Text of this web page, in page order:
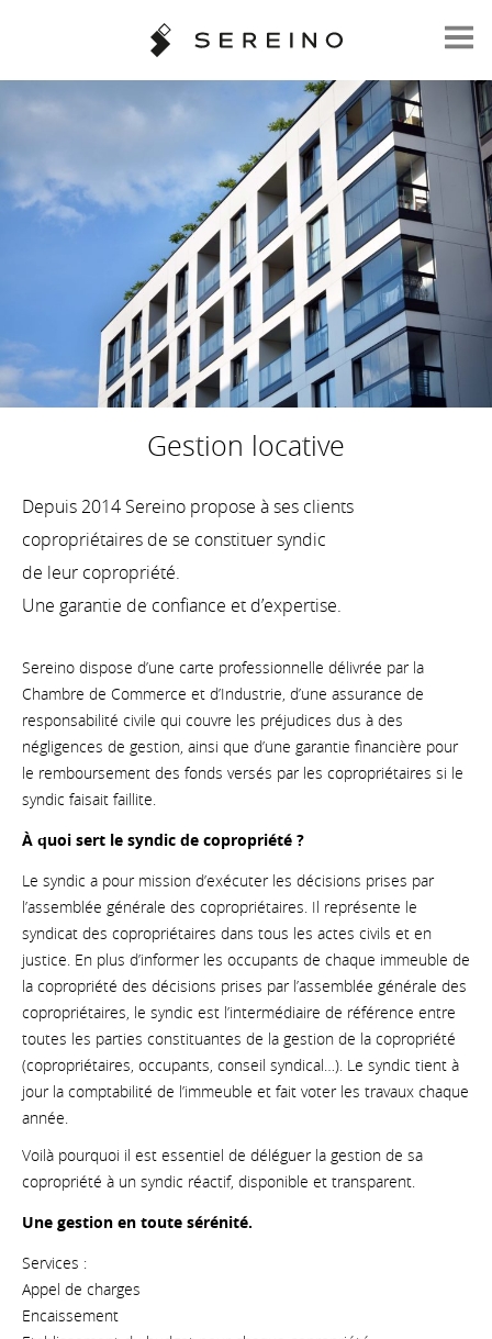
Gestion locative
Depuis 2014 Sereino propose à ses clients
copropriétaires de se constituer syndic
de leur copropriété.
Une garantie de confiance et d’expertise.
Sereino dispose d’une carte professionnelle délivrée par la
Chambre de Commerce et d’Industrie, d’une assurance de
responsabilité civile qui couvre les préjudices dus à des
négligences de gestion, ainsi que d’une garantie financière pour
le remboursement des fonds versés par les copropriétaires si le
syndic faisait faillite.
À quoi sert le syndic de copropriété ?
Le syndic a pour mission d’exécuter les décisions prises par
l’assemblée générale des copropriétaires. Il représente le
syndicat des copropriétaires dans tous les actes civils et en
justice. En plus d’informer les occupants de chaque immeuble de
la copropriété des décisions prises par l’assemblée générale des
copropriétaires, le syndic est l’intermédiaire de référence entre
toutes les parties constituantes de la gestion de la copropriété
(copropriétaires, occupants, conseil syndical…). Le syndic tient à
jour la comptabilité de l’immeuble et fait voter les travaux chaque
année.
Voilà pourquoi il est essentiel de déléguer la gestion de sa
copropriété à un syndic réactif, disponible et transparent.
Une gestion en toute sérénité.
Services :
Appel de charges
Encaissement